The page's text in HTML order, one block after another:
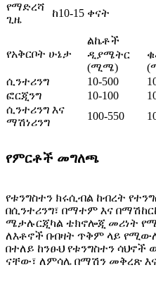
የማድረሻ
ጊዜ
ከ10-15 ቀናት
የአቅርቦት ሁኔታ
ልኬቶች
ዲያሜትር
(ሚሜ)
ሲንተሪንግ
10-500
ፎርጂንግ
10-100
ሲንተሪንግ እና
ማሽነሪንግ
100-550
የምርቶች መግለጫ
የቱንግስተን ክሩሲብል ከብረት
በሲንተሪንግ፣ በማተም እና
ሜታሉርጂካል ቴክኖሎጂ መሪነት
ለእቶኖች በብዛት ጥቅም ላይ
በተለይ ከንፁህ የቱንግስተን ሳህኖች
ናቸው፣ ለምሳሌ በማሽን መቅረጽ